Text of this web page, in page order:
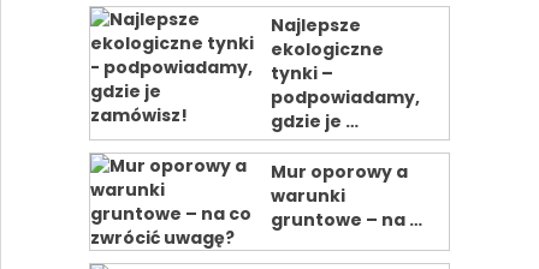
Najlepsze
ekologiczne
tynki –
podpowiadamy,
gdzie je …
Mur oporowy a
warunki
gruntowe – na …